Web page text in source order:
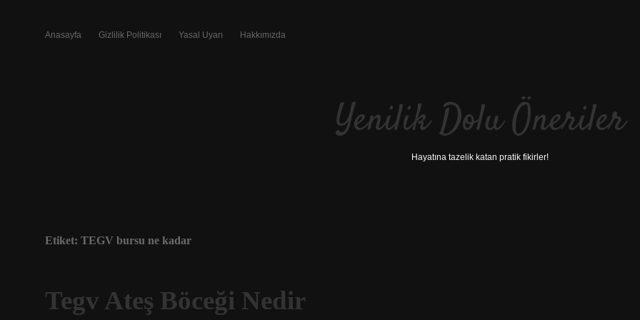
Anasayfa Gizlilik Politikası Yasal Uyarı Hakkımızda
Yenilik Dolu Öneriler
Hayatına tazelik katan pratik fikirler!
Etiket: TEGV bursu ne kadar
Tegv Ateş Böceği Nedir